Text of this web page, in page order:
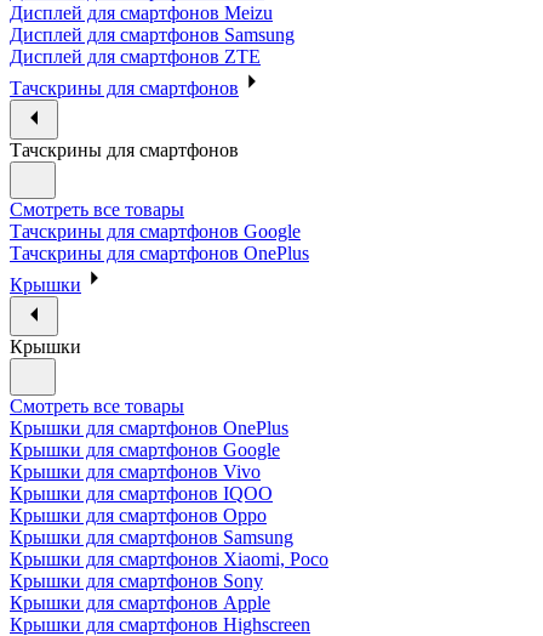
Дисплей для смартфонов Meizu
Дисплей для смартфонов Samsung
Дисплей для смартфонов ZTE
Тачскрины для смартфонов
Тачскрины для смартфонов
Смотреть все товары
Тачскрины для смартфонов Google
Тачскрины для смартфонов OnePlus
Крышки
Крышки
Смотреть все товары
Крышки для смартфонов OnePlus
Крышки для смартфонов Google
Крышки для смартфонов Vivo
Крышки для смартфонов IQOO
Крышки для смартфонов Oppo
Крышки для смартфонов Samsung
Крышки для смартфонов Xiaomi, Poco
Крышки для смартфонов Sony
Крышки для смартфонов Apple
Крышки для смартфонов Highscreen